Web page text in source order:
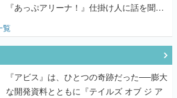
『あっぷアリーナ！』仕掛け人に話を聞い
てみた
覧
『アビス』は、ひとつの奇跡だった──膨大
な開発資料とともに『テイルズ オブ ジ ア